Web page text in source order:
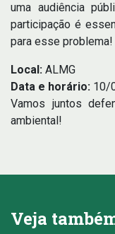
uma audiência
participação é
para esse problema!
Local: ALMG
Data e horário: 10/
Vamos juntos
ambiental!
Veja